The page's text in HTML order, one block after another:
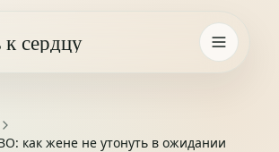
сердцу
как жене не утонуть в ожидании